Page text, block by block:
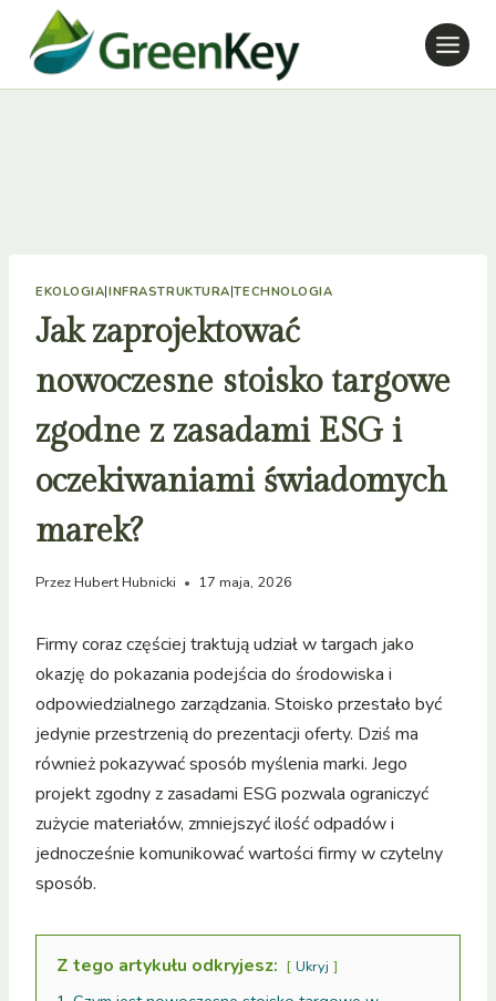
Przejdź
treści
EKOLOGIA|INFRASTRUKTURA|TECHNOLOGIA
Jak zaprojektować
nowoczesne stoisko targowe
zgodne z zasadami ESG i
oczekiwaniami świadomych
marek?
PrzezHubert Hubnicki 17 maja, 2026
Firmy coraz częściej traktują udział w targach jako
okazję do pokazania podejścia do środowiska i
odpowiedzialnego zarządzania. Stoisko przestało być
jedynie przestrzenią do prezentacji oferty. Dziś ma
również pokazywać sposób myślenia marki. Jego
projekt zgodny z zasadami ESG pozwala ograniczyć
zużycie materiałów, zmniejszyć ilość odpadów i
jednocześnie komunikować wartości firmy w czytelny
sposób.
Z tego artykułu odkryjesz: Ukryj